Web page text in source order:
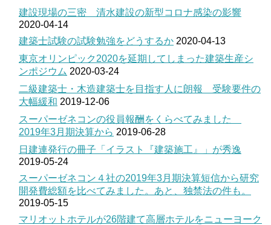
建設現場の三密 清水建設の新型コロナ感染の影響
2020-04-14
建築士試験の試験勉強をどうするか 2020-04-13
東京オリンピック2020を延期してしまった建築生産シ
ンポジウム 2020-03-24
二級建築士・木造建築士を目指す人に朗報 受験要件の
大幅緩和 2019-12-06
スーパーゼネコンの役員報酬をくらべてみました
2019年3月期決算から 2019-06-28
日建連発行の冊子「イラスト『建築施工』」が秀逸
2019-05-24
スーパーゼネコン４社の2019年3月期決算短信から研究
開発費総額を比べてみました。あと、独禁法の件も。
2019-05-15
マリオットホテルが26階建て高層ホテルをニューヨーク